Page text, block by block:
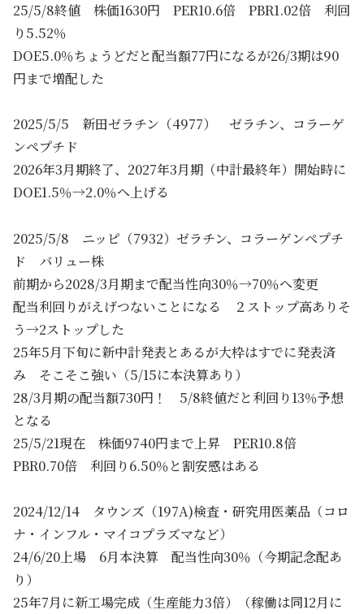
25/5/8終値 株価1630円 PER10.6倍 PBR1.02倍 利回
り5.52％
DOE5.0％ちょうどだと配当額77円になるが26/3期は90
円まで増配した
2025/5/5 新田ゼラチン（4977） ゼラチン、コラーゲ
ンペプチド
2026年3月期終了、2027年3月期（中計最終年）開始時に
DOE1.5％→2.0％へ上げる
2025/5/8 ニッピ（7932）ゼラチン、コラーゲンペプチ
ド バリュー株
前期から2028/3月期まで配当性向30％→70％へ変更
配当利回りがえげつないことになる ２ストップ高ありそ
う→2ストップした
25年5月下旬に新中計発表とあるが大枠はすでに発表済
み そこそこ強い（5/15に本決算あり）
28/3月期の配当額730円！ 5/8終値だと利回り13％予想
となる
25/5/21現在 株価9740円まで上昇 PER10.8倍
PBR0.70倍 利回り6.50％と割安感はある
2024/12/14 タウンズ（197A)検査・研究用医薬品（コロ
ナ・インフル・マイコプラズマなど）
24/6/20上場 6月本決算 配当性向30％（今期記念配あ
り）
25年7月に新工場完成（生産能力3倍）（稼働は同12月に